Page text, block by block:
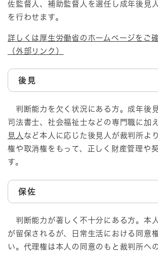
佐監督人、補助監督人を選任し成年後見
を行わせます。
詳しくは厚生労働省のホームページをご
（外部リンク）
後見
判断能力を欠く状況にある方。成年後
司法書士、社会福祉士などの専門職に加
見人 など本人に応じた後見人が裁判所よ
権や取消権をもって、正しく財産管理や
す。
保佐
判断能力が著しく不十分にある方。本
が留保されるが、日常生活における同意
い。代理権は本人の同意のもと裁判所へ